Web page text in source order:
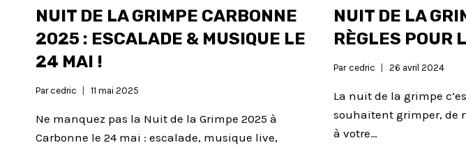
NUIT DE LA GRIMPE CARBONNE
2025 : ESCALADE & MUSIQUE LE
24 MAI !
Par cedric 11 mai 2025
Ne manquez pas la Nuit de la Grimpe 2025 à
Carbonne le 24 mai : escalade, musique live,
NUIT DE LA
RÈGLES POUR
Par cedric 26 avril 2024
La nuit de la grimpe
souhaitent grimper, de
à votre…